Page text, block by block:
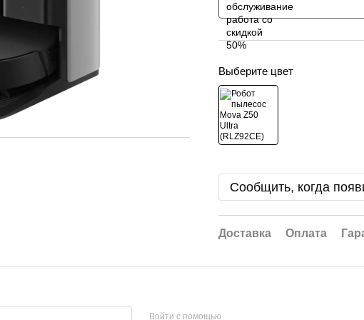
Выберите цвет
Сообщить, когда
Доставка Оплата
Войти с помощью